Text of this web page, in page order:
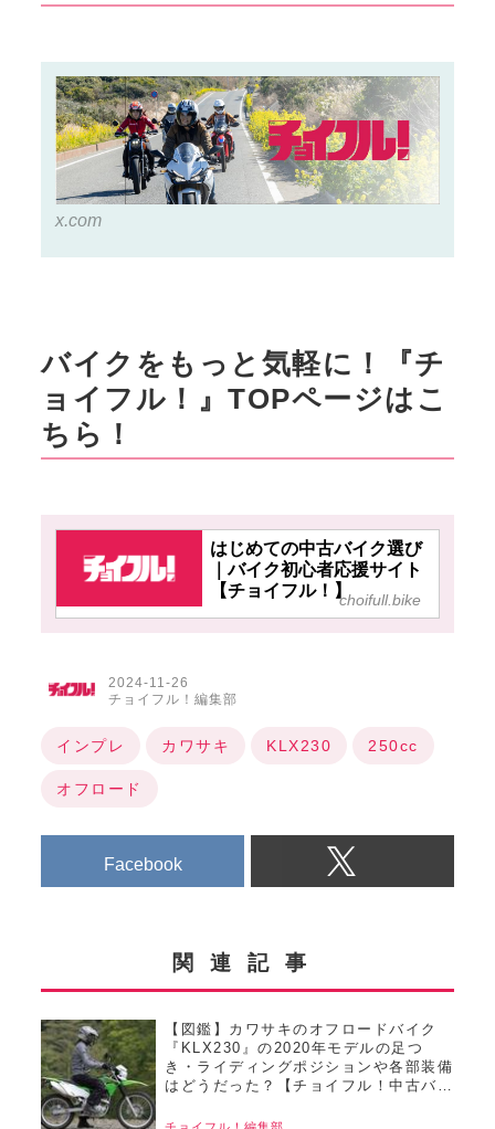
x.com
バイクをもっと気軽に！『チ
ョイフル！』TOPページはこ
ちら！
はじめての中古バイク選び
｜バイク初心者応援サイト
【チョイフル！】choifull.bike
2024-11-26
チョイフル！編集部
インプレ カワサキ KLX230 250cc
オフロード
Facebook
関連記事
【図鑑】カワサキのオフロードバイク
『KLX230』の2020年モデルの足つ
き・ライディングポジションや各部装備
はどうだった？【チョイフル！中古バイ
KLX230（2020）】